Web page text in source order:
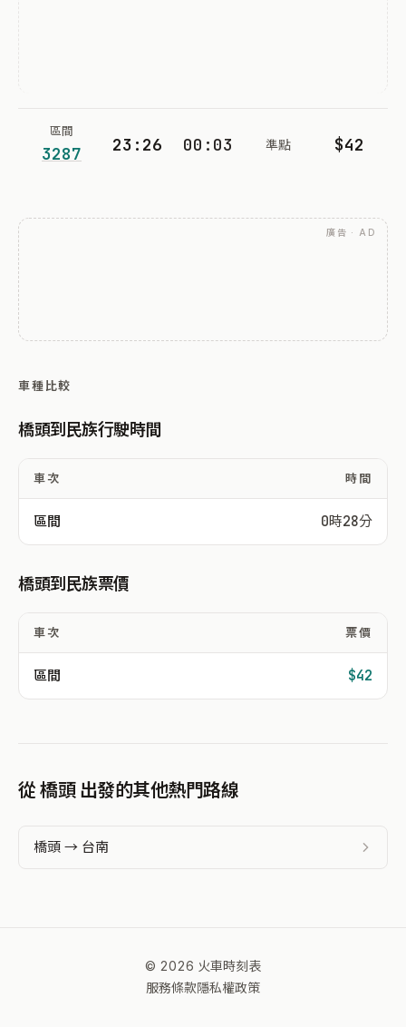
區間
3287 23:26 00:03 準點 $42
廣告 · AD
車種比較
橋頭到民族行駛時間
車次 時間
區間 0時28分
橋頭到民族票價
車次 票價
區間 $42
從 橋頭 出發的其他熱門路線
橋頭 → 台南
© 2026 火車時刻表
服務條款隱私權政策